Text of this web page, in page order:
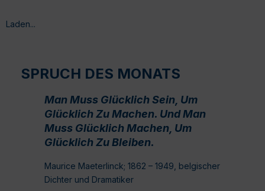
Laden...
SPRUCH DES MONATS
Man Muss Glücklich Sein, Um
Glücklich Zu Machen. Und Man
Muss Glücklich Machen, Um
Glücklich Zu Bleiben.
Maurice Maeterlinck; 1862 – 1949, belgischer
Dichter und Dramatiker